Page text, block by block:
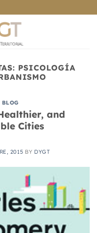
PSICOLOGÍA
BLOG
and
Cities
2015 BY DYGT